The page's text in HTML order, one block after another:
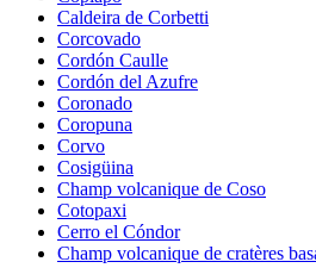
Caldeira de Corbetti
Corcovado
Cordón Caulle
Cordón del Azufre
Coronado
Coropuna
Corvo
Cosigüina
Champ volcanique de Coso
Cotopaxi
Cerro el Cóndor
Champ volcanique de cratères